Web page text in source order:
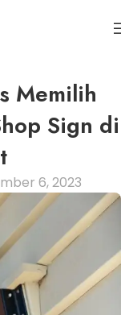
Memilih
Sign di
6, 2023